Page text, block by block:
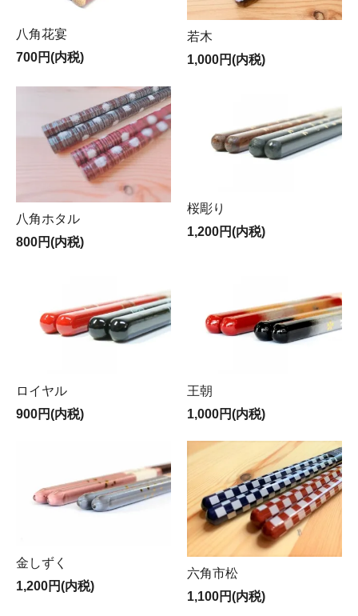
八角花宴
700円(内税)
若木
1,000円(内税)
八角ホタル
800円(内税)
桜彫り
1,200円(内税)
ロイヤル
900円(内税)
王朝
1,000円(内税)
金しずく
1,200円(内税)
六角市松
1,100円(内税)